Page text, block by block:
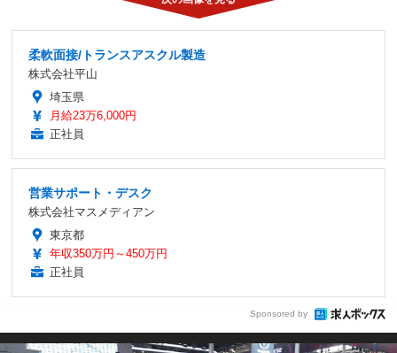
柔軟面接/トランスアスクル製造
株式会社平山
埼玉県
月給23万6,000円
正社員
営業サポート・デスク
株式会社マスメディアン
東京都
年収350万円～450万円
正社員
Sponsored by